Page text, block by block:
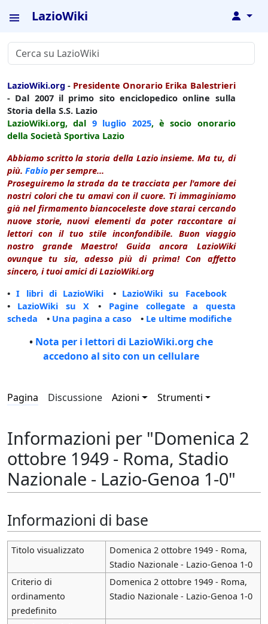
LazioWiki ↓
LazioWiki.org - Presidente Onorario Erika Balestrieri
- Dal 2007 il primo sito enciclopedico online sulla
Storia della S.S. Lazio
LazioWiki.org, dal 9 luglio 2025, è socio onorario
della Società Sportiva Lazio
Abbiamo scritto la storia della Lazio insieme. Ma tu, di
più. Fabio per sempre...
Proseguiremo la strada da te tracciata per l'amore dei
nostri colori che tu amavi con il cuore. Ti immaginiamo
già nel firmamento biancoceleste dove starai cercando
nuove storie, nuovi elementi da poter raccontare ai
lettori con il tuo stile inconfondibile. Buon viaggio
nostro grande Maestro! Guida ancora LazioWiki
ovunque tu sia, adesso più di prima! Con affetto
sincero, i tuoi amici di LazioWiki.org
•I libri di LazioWiki • LazioWiki su Facebook
• LazioWiki su X • Pagine collegate a questa
scheda • Una pagina a caso • Le ultime modifiche
• Nota per i lettori di LazioWiki.org che
accedono al sito con un cellulare
Pagina Discussione Azioni Strumenti
Informazioni per "Domenica 2
ottobre 1949 - Roma, Stadio
Nazionale - Lazio-Genoa 1-0"
Informazioni di base
Titolo visualizzato
Domenica 2 ottobre 1949 - Roma,
Stadio Nazionale - Lazio-Genoa 1-0
Criterio di
ordinamento
predefinito
Domenica 2 ottobre 1949 - Roma,
Stadio Nazionale - Lazio-Genoa 1-0